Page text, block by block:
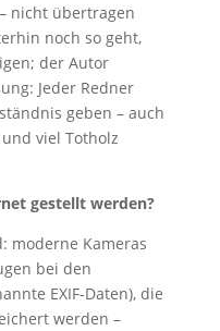
nicht übertragen
noch so geht,
der Autor
Jeder Redner
geben – auch
viel Totholz
gestellt werden?
moderne Kameras
bei den
EXIF-Daten), die
werden –